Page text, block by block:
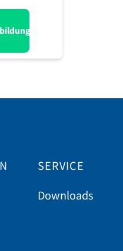
SERVICE
Downloads